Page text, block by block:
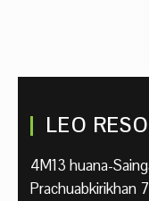
LEO
4M13 huana-
Prachuabkirikhan